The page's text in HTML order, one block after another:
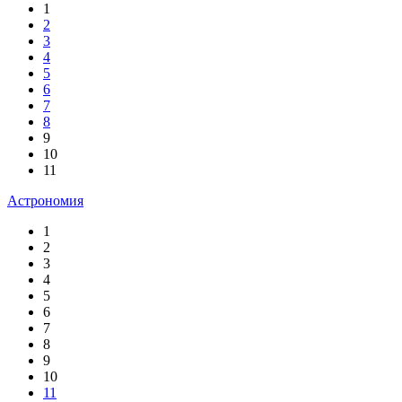
1
2
3
4
5
6
7
8
9
10
11
Астрономия
1
2
3
4
5
6
7
8
9
10
11